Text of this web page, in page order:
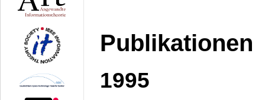
Publikationen
1995